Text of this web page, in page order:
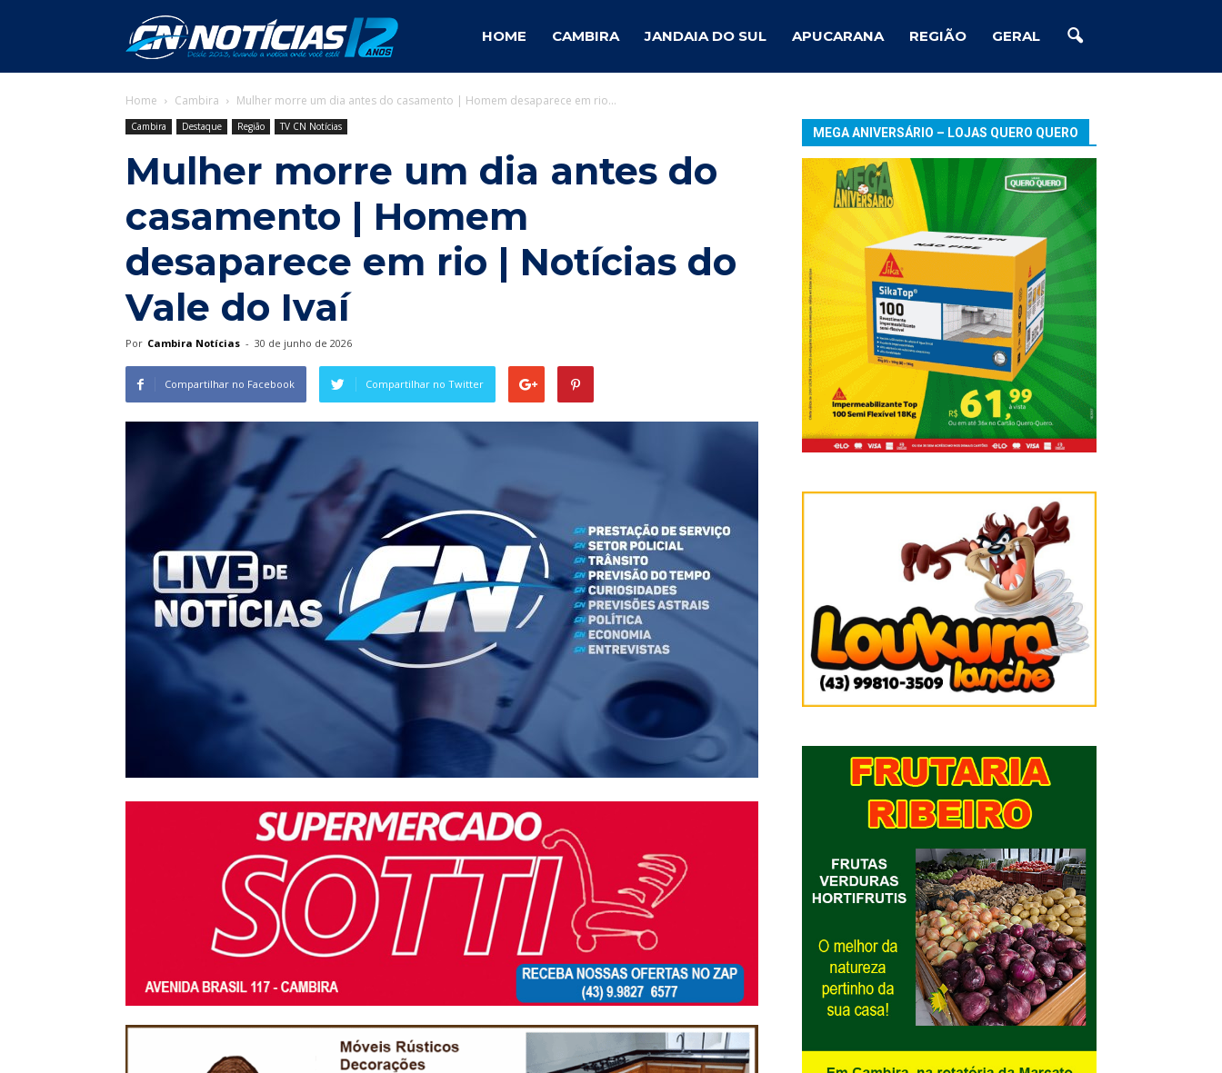
Cambira
Notícias
HOME CAMBIRA JANDAIA DO SUL APUCARANA REGIÃO GERAL
Home Cambira Mulher morre um dia antes do casamento | Homem desaparece em rio...
Cambira Destaque Região TV CN Notícias
Mulher morre um dia antes do
casamento | Homem
desaparece em rio | Notícias do
Vale do Ivaí
Por Cambira Notícias - 30 de junho de 2026
Compartilhar no Facebook Compartilhar no Twitter
MEGA ANIVERSÁRIO – LOJAS QUERO QUERO